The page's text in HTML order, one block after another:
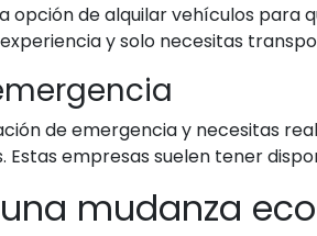
opción de alquilar vehículos para
y solo necesitas
de emergencia y necesitas
empresas suelen tener
mudanza